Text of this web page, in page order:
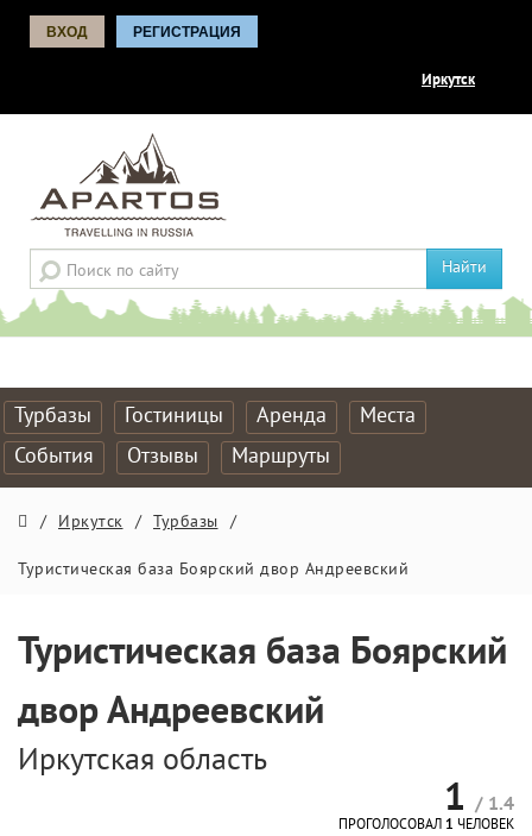
ВХОД РЕГИСТРАЦИЯ
Иркутск
Найти
Турбазы Гостиницы Аренда
Места
События
Отзывы Маршруты
/ Иркутск / Турбазы /
Туристическая база Боярский двор Андреевский
Туристическая база Боярский
двор Андреевский
Иркутская область
1 / 1.4
ПРОГОЛОСОВАЛ 1 ЧЕЛОВЕК